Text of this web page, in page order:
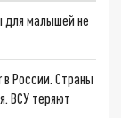
для малышей не
России. Страны
ВСУ теряют